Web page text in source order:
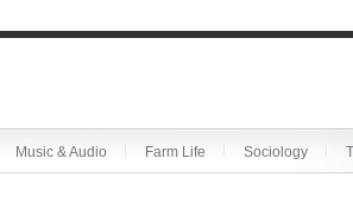
Music & Audio Farm Life Sociology